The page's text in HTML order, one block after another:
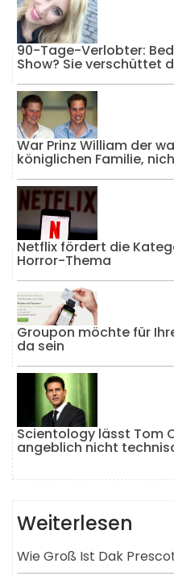
90-Tage-Verlobter:
Show? Sie verschüttet
War Prinz William der
königlichen Familie,
Netflix fördert die
Horror-Thema
Groupon möchte für
da sein
Scientology lässt Tom
angeblich nicht
Weiterlesen
Wie Groß Ist Dak